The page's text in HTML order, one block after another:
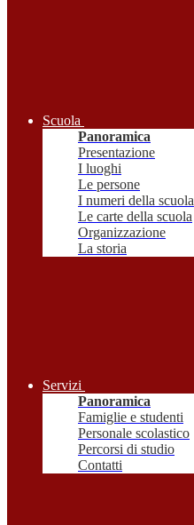
Scuola
Panoramica
Presentazione
I luoghi
Le persone
I numeri della scuola
Le carte della scuola
Organizzazione
La storia
Servizi
Panoramica
Famiglie e studenti
Personale scolastico
Percorsi di studio
Contatti